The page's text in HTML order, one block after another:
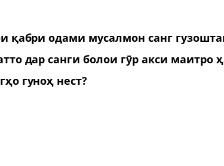
қабри одами мусалмон санг
дар санги болои гӯр акси
гуноҳ нест?